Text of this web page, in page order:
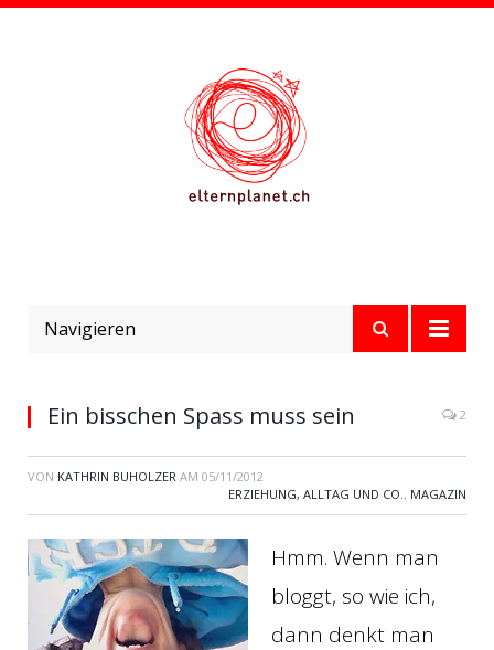
Navigieren
Ein bisschen Spass muss sein 2
VON KATHRIN BUHOLZER AM 05/11/2012
ERZIEHUNG, ALLTAG UND CO., MAGAZIN
Hmm. Wenn man
bloggt, so wie ich,
dann denkt man